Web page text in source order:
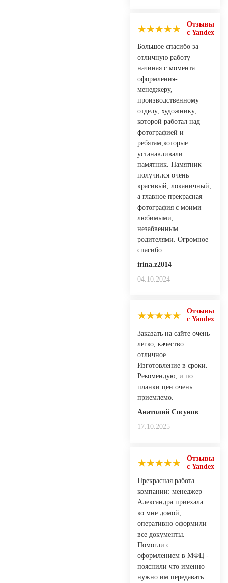
Отзывы
с Yandex
Большое спасибо за
отличную работу
начиная с момента
оформления-
менеджеру,
производственному
отделу, художнику,
которой работал над
фотографией и
ребятам,которые
устанавливали
памятник. Памятник
получился очень
красивый, локаничный,
а главное прекрасная
фотография с моими
любимыми,
незабвенным
родителями. Огромное
спасибо.
irina.z2014
04.10.2024
Отзывы
с Yandex
Заказать на сайте очень
легко, качество
отличное.
Изготовление в сроки.
Рекомендую, и по
планки цен очень
приемлемо.
Анатолий Сосунов
17.10.2025
Отзывы
с Yandex
Прекрасная работа
компании: менеджер
Александра приехала
ко мне домой,
оперативно оформили
все документы.
Помогли с
оформлением в МФЦ -
пояснили что именно
нужно им передавать